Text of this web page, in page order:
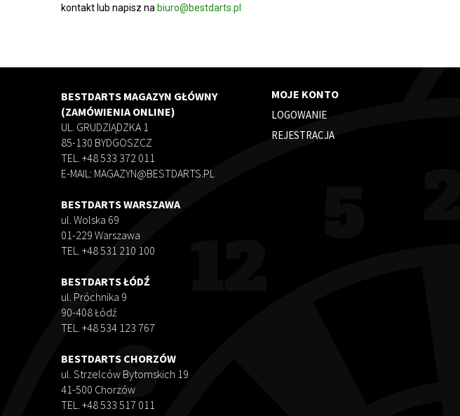
kontakt lub napisz na biuro@bestdarts.pl
BESTDARTS MAGAZYN GŁÓWNY
(ZAMÓWIENIA ONLINE)
UL. GRUDZIĄDZKA 1
85-130 BYDGOSZCZ
TEL. +48 533 372 011
E-MAIL: MAGAZYN@BESTDARTS.PL
BESTDARTS WARSZAWA
ul. Wolska 69
01-229 Warszawa
TEL. +48 531 210 100
BESTDARTS ŁÓDŹ
ul. Próchnika 9
90-408 Łódź
TEL. +48 534 123 767
BESTDARTS CHORZÓW
ul. Strzelców Bytomskich 19
41-500 Chorzów
TEL. +48 533 517 011
MOJE KONTO
LOGOWANIE
REJESTRACJA